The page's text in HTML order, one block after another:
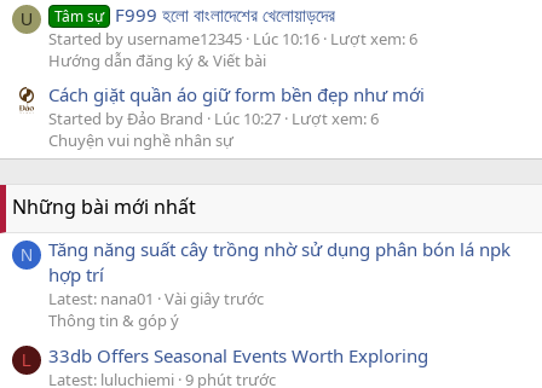
U Tâm sự F999 হলো বাংলাদেশের খেলোয়াড়দের
Started by username12345 Lúc 10:16 Lượt xem: 6
Hướng dẫn đăng ký & Viết bài
Cách giặt quần áo giữ form bền đẹp như mới
Started by Đảo Brand Lúc 10:27 Lượt xem: 6
Chuyện vui nghề nhân sự
Những bài mới nhất
N
Tăng năng suất cây trồng nhờ sử dụng phân bón lá npk
hợp trí
Latest: nana01
Vài giây trước
Thông tin & góp ý
L 33db Offers Seasonal Events Worth Exploring
Latest: luluchiemi 9 phút trước